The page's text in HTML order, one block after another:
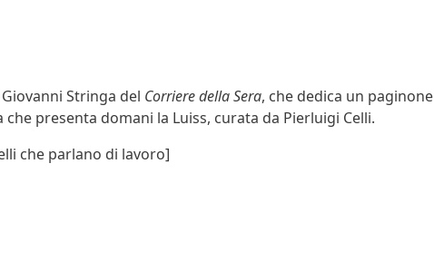
Stringa del Corriere della Sera, che dedica un paginone
presenta domani la Luiss, curata da Pierluigi Celli.
che parlano di lavoro]